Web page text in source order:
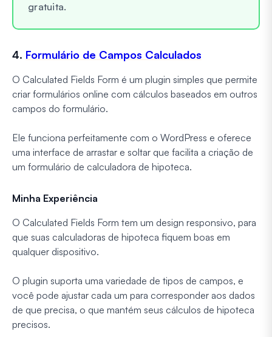
gratuita.
4. Formulário de Campos Calculados
O Calculated Fields Form é um plugin simples que permite
criar formulários online com cálculos baseados em outros
campos do formulário.
Ele funciona perfeitamente com o WordPress e oferece
uma interface de arrastar e soltar que facilita a criação de
um formulário de calculadora de hipoteca.
Minha Experiência
O Calculated Fields Form tem um design responsivo, para
que suas calculadoras de hipoteca fiquem boas em
qualquer dispositivo.
O plugin suporta uma variedade de tipos de campos, e
você pode ajustar cada um para corresponder aos dados
de que precisa, o que mantém seus cálculos de hipoteca
precisos.